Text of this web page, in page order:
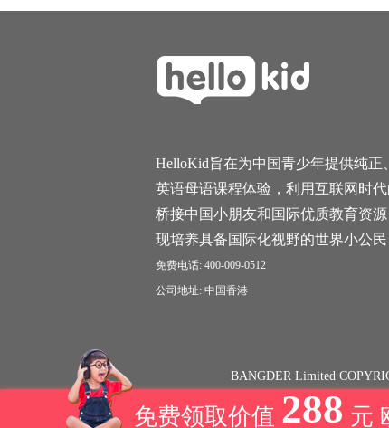
HelloKid旨在为中国青少年提供纯正
英语母语课程体验，利用互联网时代
桥接中国小朋友和国际优质教育资
现培养具备国际化视野的世界小公民
免费电话: 400-009-0512
公司地址: 中国香港
BANGDER Limited
免费领取价值 288 元